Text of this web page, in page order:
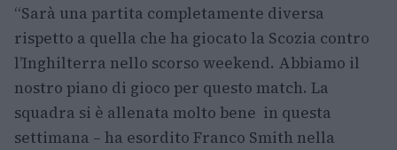
“Sarà una partita completamente diversa
rispetto a quella che ha giocato la Scozia contro
l’Inghilterra nello scorso weekend. Abbiamo il
nostro piano di gioco per questo match. La
squadra si è allenata molto bene in questa
settimana – ha esordito Franco Smith nella